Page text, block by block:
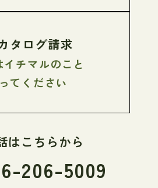
タログ請求
イチマルのこと
てください
はこちらから
206-5009